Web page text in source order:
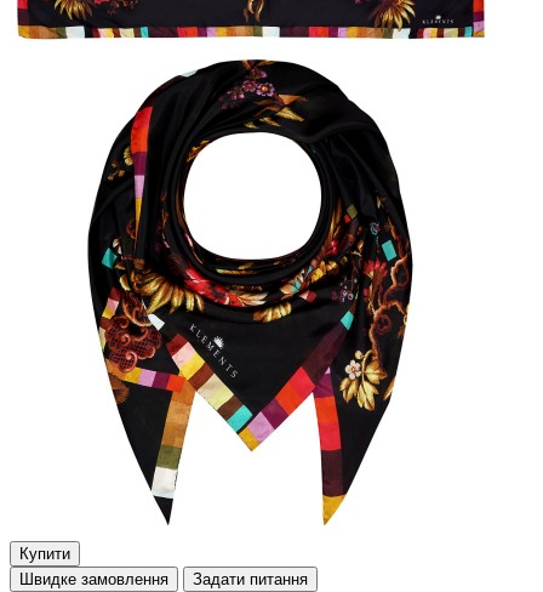
Купити
Швидке замовлення
Задати питання